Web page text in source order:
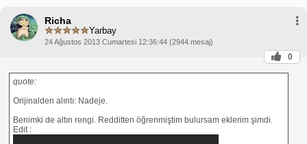
Richa
Yarbay
24 Ağustos 2013 Cumartesi 12:36:44 (2944 mesaj)
0
quote:
Orijinalden alıntı: Nadeje.
Benimki de altın rengi. Redditten öğrenmiştim bulursam eklerim şimdi.
Edit :